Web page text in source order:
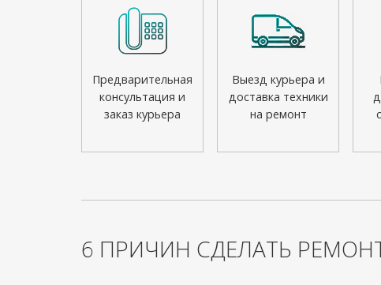
Предварительная
консультация и
заказ курьера
Выезд курьера и
доставка техники
на ремонт
6 ПРИЧИН СДЕЛАТЬ